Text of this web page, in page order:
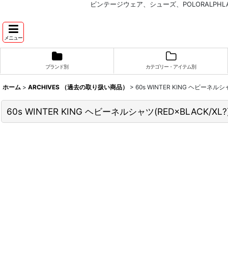
ビンテージウェア、シューズ、
メニュー
ブランド別 カテゴリー・アイテム別
ホーム > ARCHIVES （過去の取り扱い商品） > 60s WINTER KING ヘビーネル
60s WINTER KING ヘビーネルシャツ(RED×BLACK/